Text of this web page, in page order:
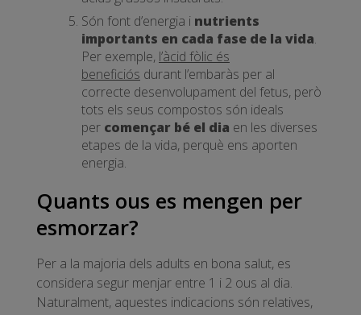
Són font d’energia i nutrients
importants en cada fase de la vida.
Per exemple, l’àcid fòlic és
beneficiós durant l’embaràs per al
correcte desenvolupament del fetus, però
tots els seus compostos són ideals
per començar bé el dia en les diverses
etapes de la vida, perquè ens aporten
energia.
Quants ous es mengen per
esmorzar?
Per a la majoria dels adults en bona salut, es
considera segur menjar entre 1 i 2 ous al dia.
Naturalment, aquestes indicacions són relatives,